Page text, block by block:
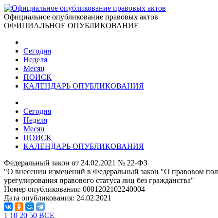
Официальное опубликование правовых актов
ОФИЦИАЛЬНОЕ ОПУБЛИКОВАНИЕ
Сегодня
Неделя
Месяц
ПОИСК
КАЛЕНДАРЬ ОПУБЛИКОВАНИЯ
Сегодня
Неделя
Месяц
ПОИСК
КАЛЕНДАРЬ ОПУБЛИКОВАНИЯ
Федеральный закон от 24.02.2021 № 22-ФЗ
"О внесении изменений в Федеральный закон "О правовом
урегулирования правового статуса лиц без гражданства"
Номер опубликования: 0001202102240004
Дата опубликования: 24.02.2021
1 10 20 50 ВСЕ